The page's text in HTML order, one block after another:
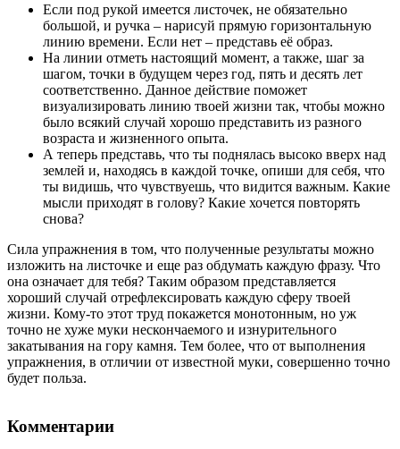
Если под рукой имеется листочек, не обязательно
большой, и ручка – нарисуй прямую горизонтальную
линию времени. Если нет – представь её образ.
На линии отметь настоящий момент, а также, шаг за
шагом, точки в будущем через год, пять и десять лет
соответственно. Данное действие поможет
визуализировать линию твоей жизни так, чтобы можно
было всякий случай хорошо представить из разного
возраста и жизненного опыта.
А теперь представь, что ты поднялась высоко вверх над
землей и, находясь в каждой точке, опиши для себя, что
ты видишь, что чувствуешь, что видится важным. Какие
мысли приходят в голову? Какие хочется повторять
снова?
Сила упражнения в том, что полученные результаты можно
изложить на листочке и еще раз обдумать каждую фразу. Что
она означает для тебя? Таким образом представляется
хороший случай отрефлексировать каждую сферу твоей
жизни. Кому-то этот труд покажется монотонным, но уж
точно не хуже муки нескончаемого и изнурительного
закатывания на гору камня. Тем более, что от выполнения
упражнения, в отличии от известной муки, совершенно точно
будет польза.
Комментарии